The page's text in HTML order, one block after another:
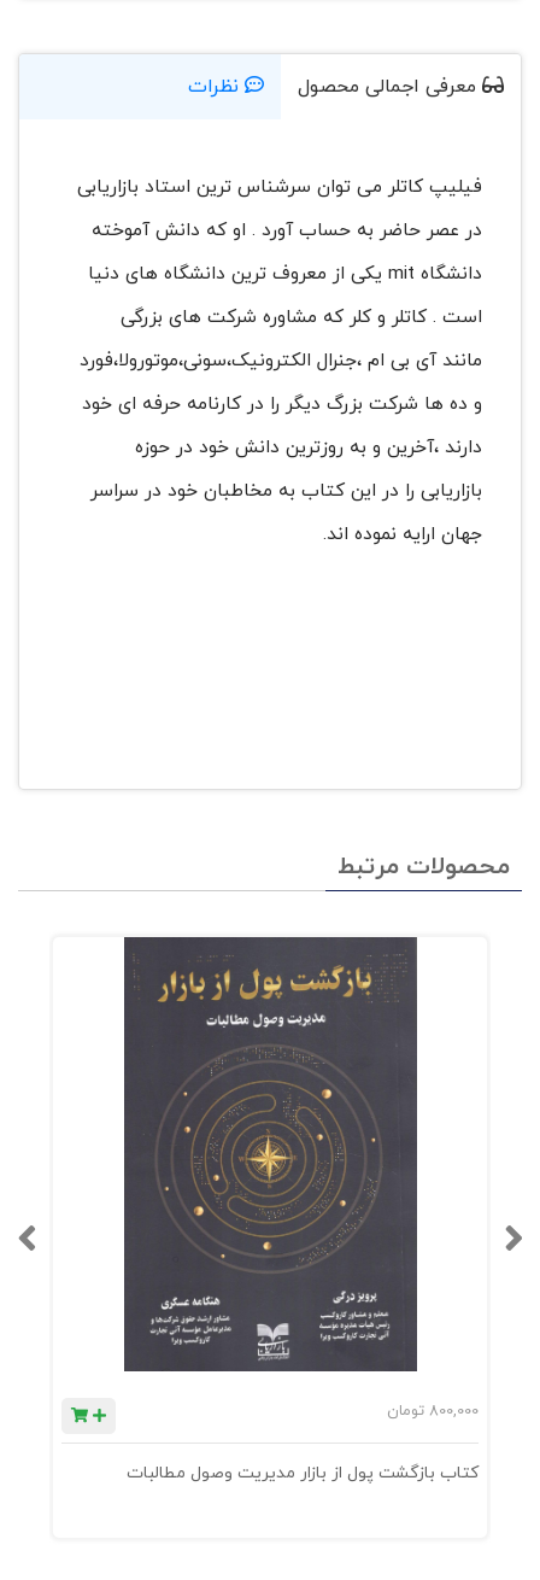
معرفی اجمالی محصول نظرات
فیلیپ کاتلر می توان سرشناس ترین استاد بازاریابی
در عصر حاضر به حساب آورد . او که دانش آموخته
دانشگاه mit یکی از معروف ترین دانشگاه های دنیا
است . کاتلر و کلر که مشاوره شرکت های بزرگی
مانند آی بی ام ،جنرال الکترونیک،سونی،موتورولا،فورد
و ده ها شرکت بزرگ دیگر را در کارنامه حرفه ای خود
دارند ،آخرین و به روزترین دانش خود در حوزه
بازاریابی را در این کتاب به مخاطبان خود در سراسر
جهان ارایه نموده اند.
محصولات مرتبط
800,000 تومان
کتاب بازگشت پول از بازار مدیریت وصول مطالبات